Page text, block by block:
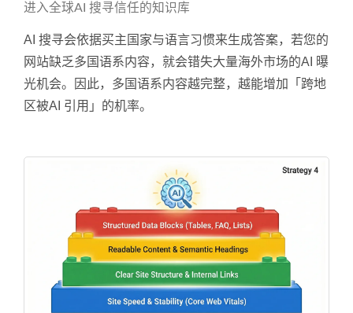
进入全球AI 搜寻信任的知识库
AI 搜寻会依据买主国家与语言习惯来生成答案，若您的
网站缺乏多国语系内容，就会错失大量海外市场的AI 曝
光机会。因此，多国语系内容越完整，越能增加「跨地
区被AI 引用」的机率。